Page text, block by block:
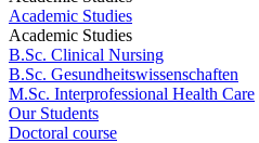
Academic Studies
Academic Studies
B.Sc. Clinical Nursing
B.Sc. Gesundheitswissenschaften
M.Sc. Interprofessional Health Care
Our Students
Doctoral course